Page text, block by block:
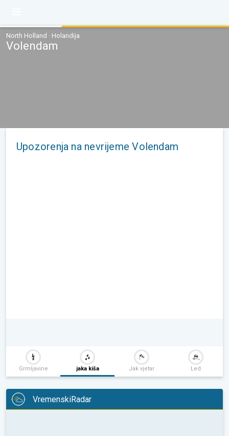
North Holland · Holandija
Volendam
Upozorenja na nevrijeme Volendam
Grmljavine jaka kiša Jak vjetar Led
VremenskiRadar